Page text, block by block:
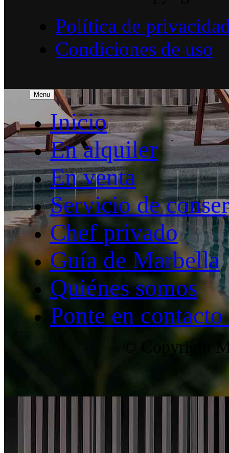
Política de
Condiciones de uso
Menu
Inicio
En alquiler
En venta
Servicio de
Chef privado
Guía de Marbella
Quiénes somos
Ponte en
© Copyright